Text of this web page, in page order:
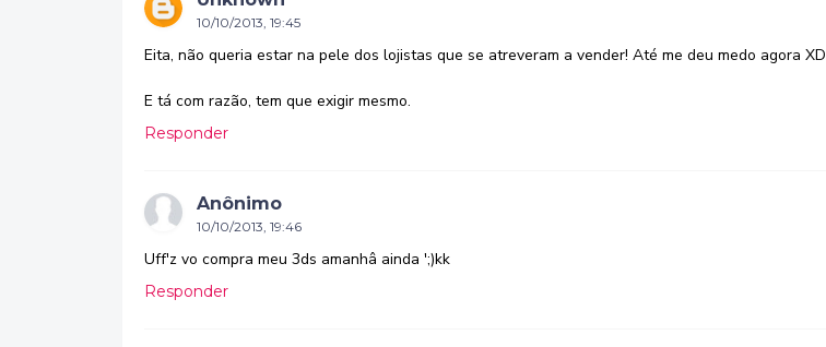
10/10/2013, 19:45
Eita, não queria estar na pele dos lojistas que se atreveram a vender! Até me deu medo agora XD
E tá com razão, tem que exigir mesmo.
Responder
Anônimo
10/10/2013, 19:46
Uff'z vo compra meu 3ds amanhâ ainda ';)kk
Responder